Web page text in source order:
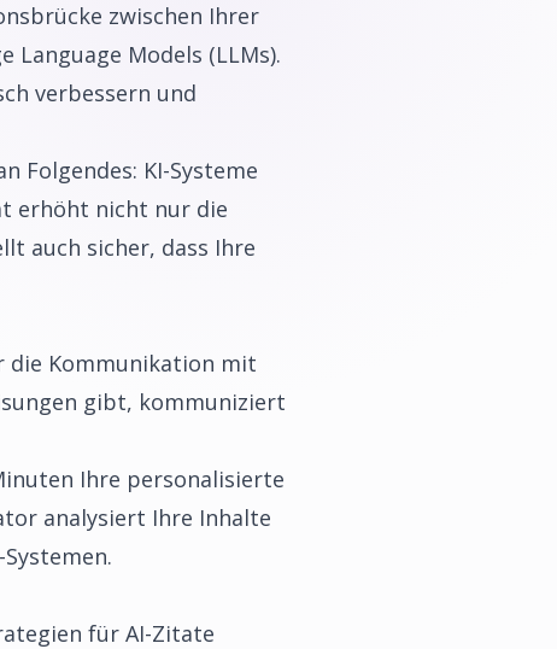
zwischen Ihrer
Language Models (LLMs).
verbessern und
Folgendes: KI-Systeme
erhöht nicht nur die
auch sicher, dass Ihre
die Kommunikation mit
gibt, kommuniziert
Ihre personalisierte
analysiert Ihre Inhalte
für AI-Zitate